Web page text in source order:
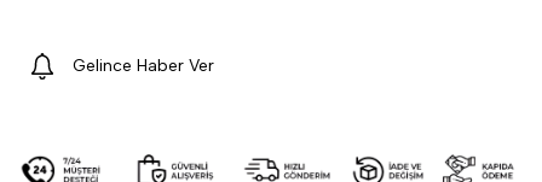
Gelince Haber Ver